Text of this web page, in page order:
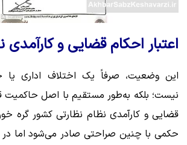
اعتبار احکام قضایی و کارآمدی
این وضعیت، صرفاً یک اختلاف اداری یا
نیست؛ بلکه به‌طور مستقیم با اصل حاکمیت
قضایی و کارآمدی نظام نظارتی کشور گره
حکمی با چنین صراحتی صادر می‌شود اما در